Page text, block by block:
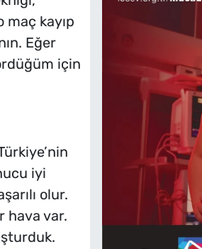
kayıp
Eğer
için
iyi
olur.
hava var.